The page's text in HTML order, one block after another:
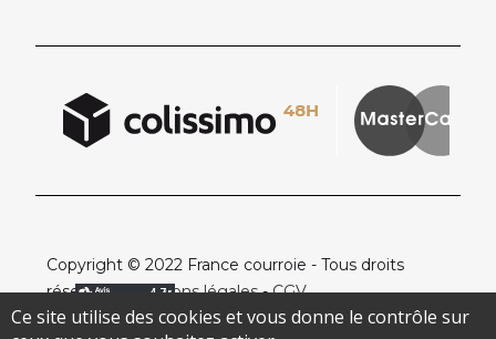
Copyright © 2022 France courroie - Tous droits
réservés -
Mentions légales-CGV
Ce site utilise des cookies et vous donne le contrôle sur